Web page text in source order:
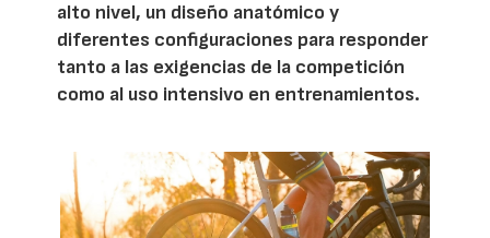
alto nivel, un diseño anatómico y
diferentes configuraciones para responder
tanto a las exigencias de la competición
como al uso intensivo en entrenamientos.